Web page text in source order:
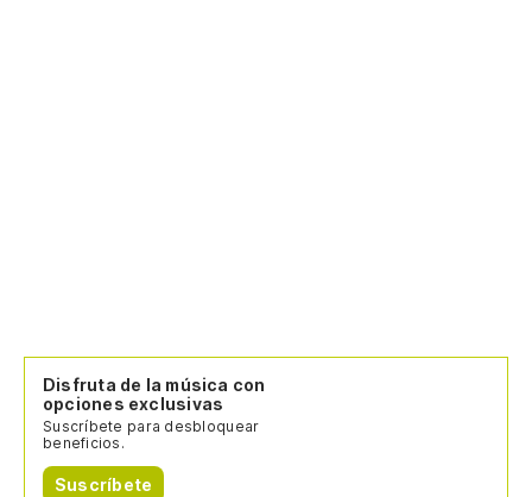
Disfruta de la música con
opciones exclusivas
Suscríbete para desbloquear
beneficios.
Suscríbete